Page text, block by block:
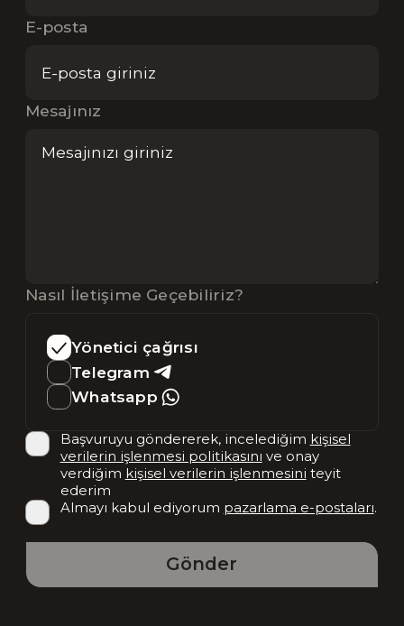
E-posta
Mesajınız
Nasıl İletişime Geçebiliriz?
Yönetici çağrısı
Telegram
Whatsapp
Başvuruyu göndererek, incelediğim kişisel
verilerin işlenmesi politikasını ve onay
verdiğim kişisel verilerin işlenmesini teyit
ederim
Almayı kabul ediyorum pazarlama e-postaları.
Gönder